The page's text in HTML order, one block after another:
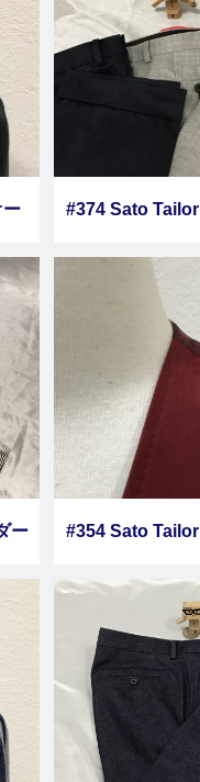
#374 Sato
しまし
ー #354 Sato
ま